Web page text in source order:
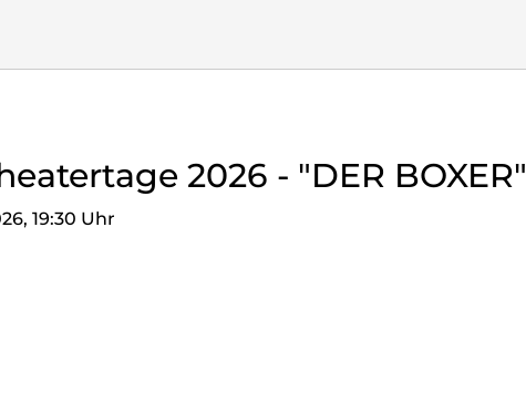
2026 - "DER BOXER"
19:30 Uhr